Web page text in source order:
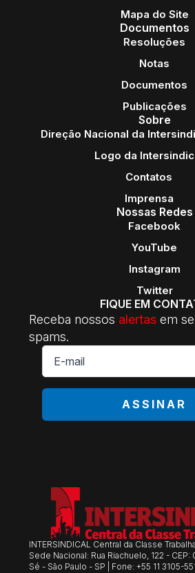
Mapa do Site
Documentos
Resoluções
Notas
Documentos
Publicações
Sobre
Direção Nacional da
Logo da
Contatos
Imprensa
Nossas Redes
Facebook
YouTube
Instagram
Twitter
FIQUE EM
Receba nossos alertas em
spams.
E-
mail
ASSINAR
INTERSINDICAL Central da Classe
Sede Nacional: Rua Riachuelo, 122 -
Sé - São Paulo - SP | Fone: +55 11 3105-